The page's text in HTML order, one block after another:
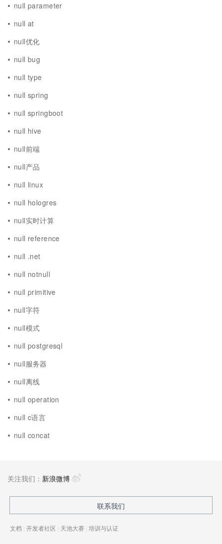
null parameter
null at
null优化
null bug
null type
null spring
null springboot
null hive
null前端
null产品
null linux
null hologres
null实时计算
null reference
null .net
null notnull
null primitive
null字符
null模式
null postgresql
null服务器
null离线
null operation
null c语言
null concat
关注我们： 新浪微博
联系我们
文档 | 开发者社区 | 天池大赛 | 培训与认证